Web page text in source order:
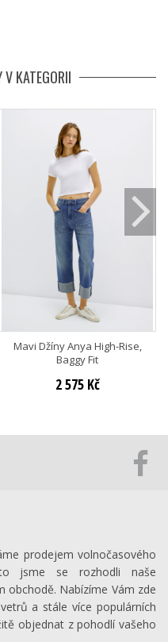
KATEGORII
Mavi Džíny Anya High-Rise,
Baggy Fit
2 575 Kč
prodejem volnočasového
jsme se rozhodli naše
obchodě. Nabízíme Vám zde
a stále více populárních
objednat z pohodlí vašeho